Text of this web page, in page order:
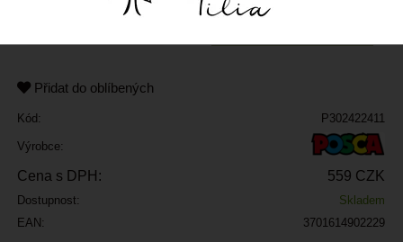
Přidat do oblíbených
Kód: P302422411
Výrobce:
Cena s DPH: 559 CZK
Dostupnost:
Skladem
EAN:
3701614902229